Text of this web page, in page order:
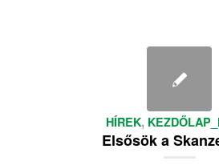
HÍREK,
Elsősök a